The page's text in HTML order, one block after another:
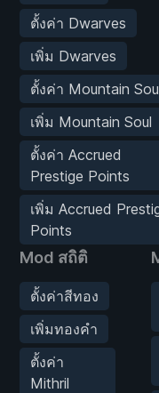
ตั้งค่า Dwarves
เพิ่ม Dwarves
ตั้งค่า Mountain
เพิ่ม Mountain Soul
ตั้งค่า Accrued
Prestige Points
เพิ่ม Accrued
Points
Mod สถิติ
ตั้งค่าสีทอง
เพิ่มทองคำ
ตั้งค่า
Mithril